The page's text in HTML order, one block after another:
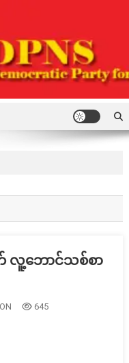
လူ့ဘောင်သစ်စာ
645